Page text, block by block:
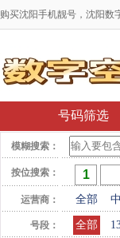
购买沈阳手机靓号，沈阳数
号码筛选
模糊搜索：
按位搜索：
运营商： 全部
号段： 全部